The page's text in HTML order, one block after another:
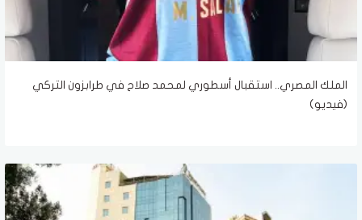
الملك المصري.. استقبال أسطوري لمحمد صلاح في طرابزون التركي
(فيديو)